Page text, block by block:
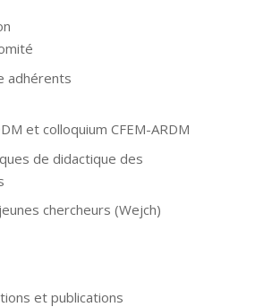
adhérents
et colloquium CFEM-ARDM
de didactique des
chercheurs (Wejch)
et publications